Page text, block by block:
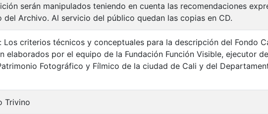
serán manipulados teniendo en cuenta las recomendaciones
del Archivo. Al servicio del público quedan las copias en CD.
Los criterios técnicos y conceptuales para la descripción del Fondo
elaborados por el equipo de la Fundación Función Visible, ejecutor
Fotográfico y Fílmico de la ciudad de Cali y del
Trivino